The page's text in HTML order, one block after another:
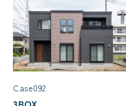
Case092